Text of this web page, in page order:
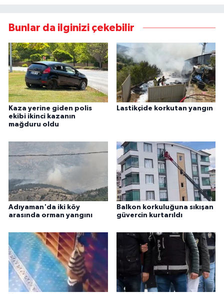
Bunlar da ilginizi çekebilir
Kaza yerine giden polis
ekibi ikinci kazanın
mağduru oldu
Lastikçide korkutan yangın
Adıyaman'da iki köy
arasında orman yangını
Balkon korkuluğuna sıkışan
güvercin kurtarıldı